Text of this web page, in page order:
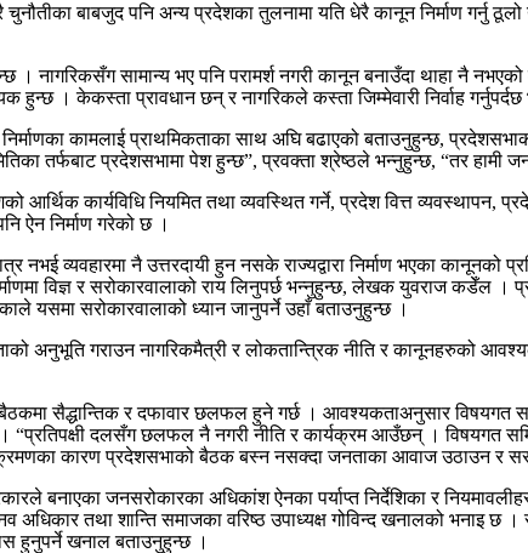
बाबजुद पनि अन्य प्रदेशका तुलनामा यति धेरै कानून निर्माण गर्नु ठूलो
। नागरिकसँग सामान्य भए पनि परामर्श नगरी कानून बनाउँदा थाहा नै
। केकस्ता प्रावधान छन् र नागरिकले कस्ता जिम्मेवारी निर्वाह
कामलाई प्राथमिकताका साथ अघि बढाएको बताउनुहुन्छ,
तर्फबाट प्रदेशसभामा पेश हुन्छ”, प्रवक्ता श्रेष्ठले भन्नुहुन्छ, “तर हामी
कार्यविधि नियमित तथा व्यवस्थित गर्ने, प्रदेश वित्त व्यवस्थापन,
ऐन निर्माण गरेको छ ।
व्यवहारमा नै उत्तरदायी हुन नसके राज्यद्वारा निर्माण भएका कानूनको
विज्ञ र सरोकारवालाको राय लिनुपर्छ भन्नुहुन्छ, लेखक युवराज कडेँल ।
यसमा सरोकारवालाको ध्यान जानुपर्ने उहाँ बताउनुहुन्छ ।
अनुभूति गराउन नागरिकमैत्री र लोकतान्त्रिक नीति र कानूनहरुको
सैद्धान्तिक र दफावार छलफल हुने गर्छ । आवश्यकताअनुसार
“प्रतिपक्षी दलसँग छलफल नै नगरी नीति र कार्यक्रम आउँछन् । विषयगत
कारण प्रदेशसभाको बैठक बस्न नसक्दा जनताका आवाज उठाउन र
बनाएका जनसरोकारका अधिकांश ऐनका पर्याप्त निर्देशिका र
तथा शान्ति समाजका वरिष्ठ उपाध्यक्ष गोविन्द खनालको भनाइ छ
हुनुपर्ने खनाल बताउनुहुन्छ ।